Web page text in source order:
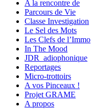
A la rencontre de
Parcours de Vie
Classe Investigation
Le Sel des Mots
Les Clefs de l’Immo
In The Mood
JDR_adiophonique
Reportages
Micro-trottoirs
A vos Pinceaux !
Projet GRAME
A propos